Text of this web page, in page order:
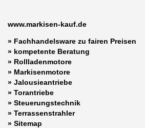
www.markisen-kauf.de
» Fachhandelsware zu fairen Preisen
» kompetente Beratung
» Rollladenmotore
» Markisenmotore
» Jalousieantriebe
» Torantriebe
» Steuerungstechnik
» Terrassenstrahler
» Sitemap